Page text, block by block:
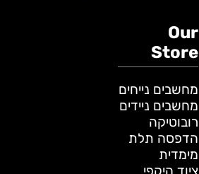
Our
Store
מחשבים נייחים
מחשבים ניידים
רובוטיקה
הדפסה תלת
מימדית